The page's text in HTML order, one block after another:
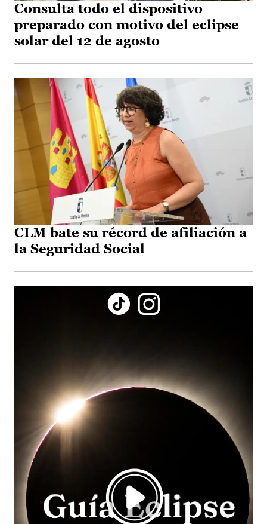
Consulta todo el dispositivo
preparado con motivo del eclipse
solar del 12 de agosto
CLM bate su récord de afiliación a
la Seguridad Social